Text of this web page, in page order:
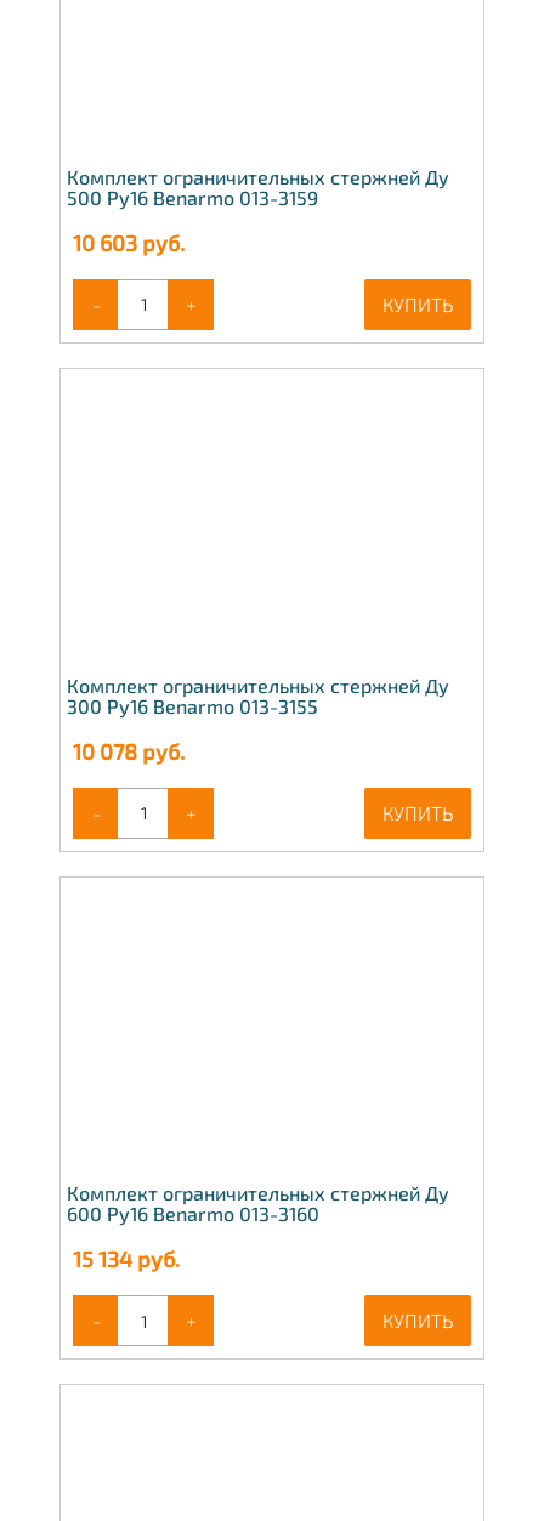
Комплект ограничительных стержней Ду
500 Ру16 Benarmo 013-3159
10 603 руб.
- + КУПИТЬ
Комплект ограничительных стержней Ду
300 Ру16 Benarmo 013-3155
10 078 руб.
- + КУПИТЬ
Комплект ограничительных стержней Ду
600 Ру16 Benarmo 013-3160
15 134руб.
- + КУПИТЬ